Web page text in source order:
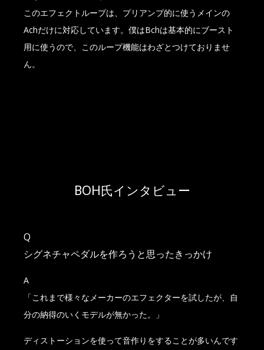
このエフェクトループは、プリアンプ的に使うメインの
Achだけに対応しています。僕はBchは基本的にブースト
用に使うので、このループ機能はわざとつけておりませ
ん。
BOH氏インタビュー
Q
シグネチャペダルを作ろうと思ったきっかけ
A
「これまで様々なメーカーのエフェクターを試したが、自
分の納得のいくモデルが無かった。」
ディストーションを使って音作りをすることが多いんです